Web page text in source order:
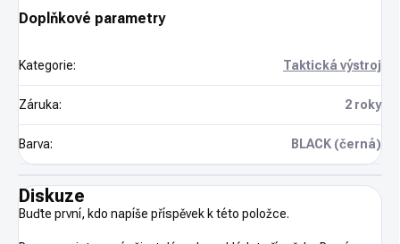
Doplňkové parametry
Kategorie: Taktická výstroj
Záruka: 2 roky
Barva: BLACK (černá)
Diskuze
Buďte první, kdo napíše příspěvek k této položce.